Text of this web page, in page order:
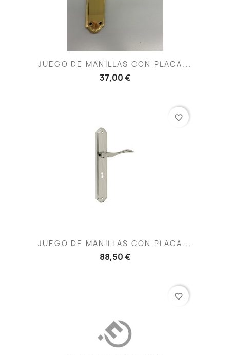
JUEGO DE MANILLAS CON PLACA...
37,00 €
JUEGO DE MANILLAS CON PLACA...
88,50 €
favorite_border
favorite_border